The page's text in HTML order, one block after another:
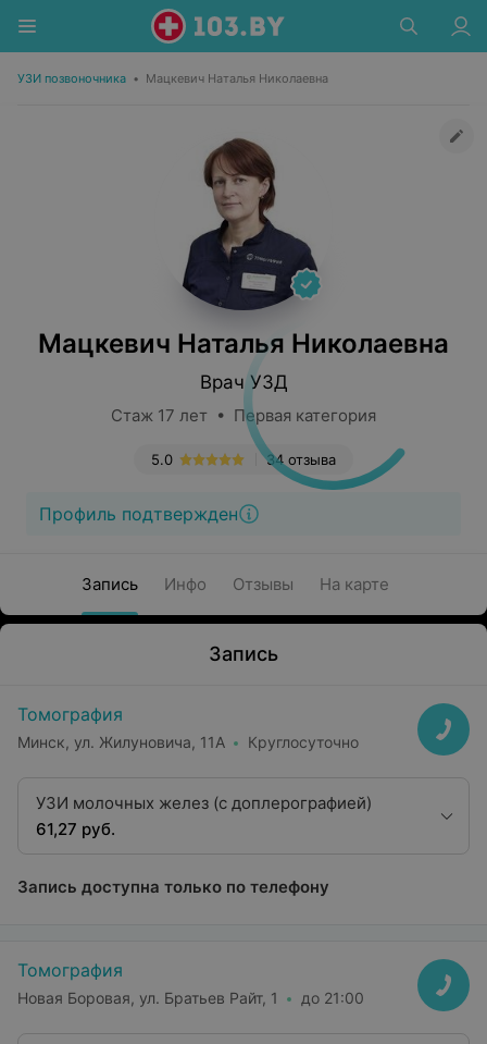
УЗИ позвоночника • Мацкевич Наталья Николаевна
Мацкевич Наталья Николаевна
Врач УЗД
Стаж 17 лет • Первая категория
34 отзыва
5.0
Профиль подтвержден
Запись Инфо Отзывы На карте
Запись
Томография
Минск, ул. Жилуновича, 11А Круглосуточно
УЗИ молочных желез (с доплерографией)
61,27 руб.
Запись доступна только по телефону
Томография
Новая Боровая, ул. Братьев Райт, 1 до 21:00